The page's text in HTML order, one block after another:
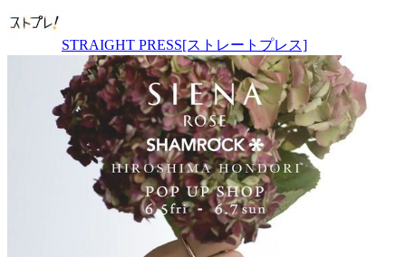
STRAIGHT PRESS[ストレートプレス]